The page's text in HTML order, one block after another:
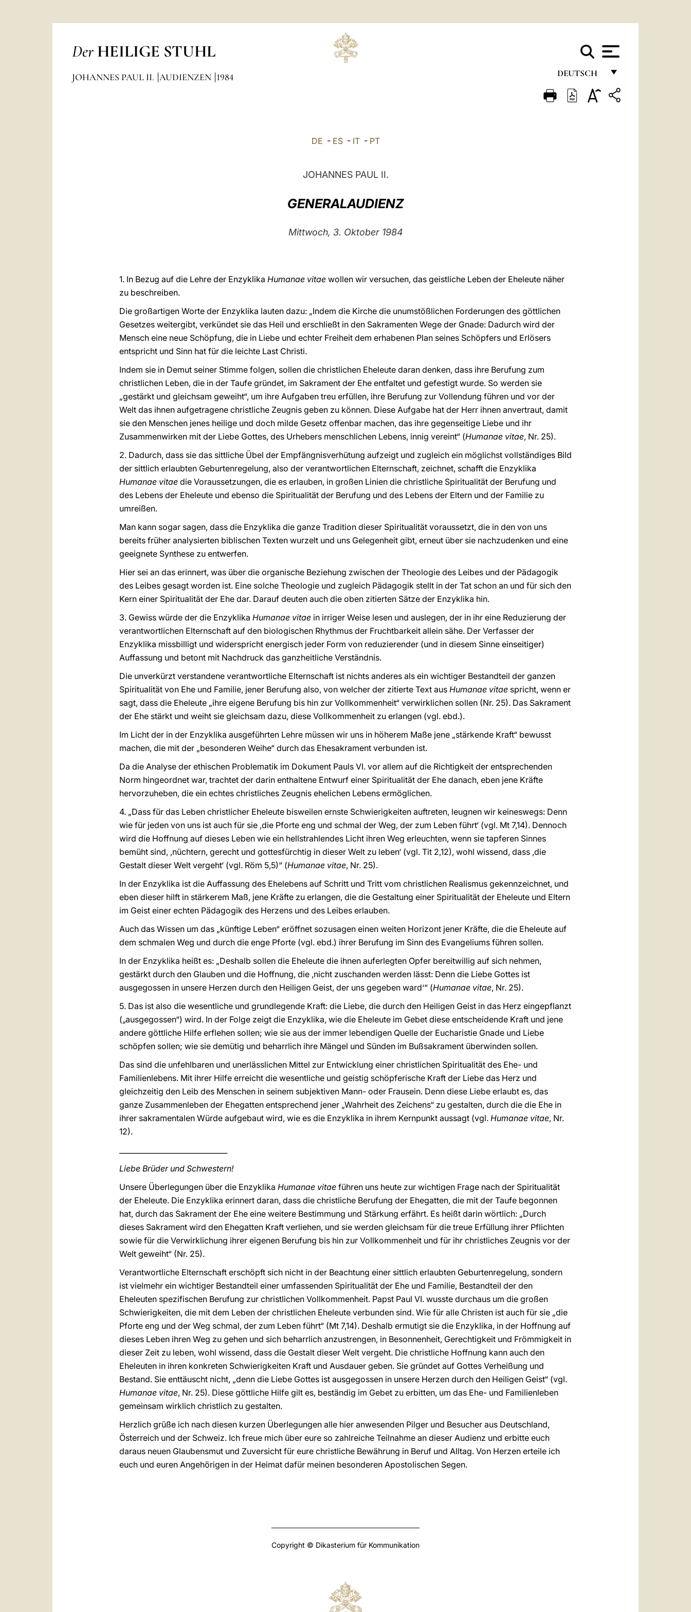
Der HEILIGE STUHL
DEUTSCH
FRANÇAIS
JOHANNES PAUL II. AUDIENZEN 1984
DE - ES- IT- PT
JOHANNES PAUL II.
GENERALAUDIENZ
Mittwoch, 3. Oktober 1984
1. In Bezug auf die Lehre der Enzyklika Humanae vitae wollen wir versuchen, das geistliche Leben der Eheleute näher
zu beschreiben.
Die großartigen Worte der Enzyklika lauten dazu: „Indem die Kirche die unumstößlichen Forderungen des göttlichen
Gesetzes weitergibt, verkündet sie das Heil und erschließt in den Sakramenten Wege der Gnade: Dadurch wird der
Mensch eine neue Schöpfung, die in Liebe und echter Freiheit dem erhabenen Plan seines Schöpfers und Erlösers
entspricht und Sinn hat für die leichte Last Christi.
Indem sie in Demut seiner Stimme folgen, sollen die christlichen Eheleute daran denken, dass ihre Berufung zum
christlichen Leben, die in der Taufe gründet, im Sakrament der Ehe entfaltet und gefestigt wurde. So werden sie
„gestärkt und gleichsam geweiht“, um ihre Aufgaben treu erfüllen, ihre Berufung zur Vollendung führen und vor der
Welt das ihnen aufgetragene christliche Zeugnis geben zu können. Diese Aufgabe hat der Herr ihnen anvertraut, damit
sie den Menschen jenes heilige und doch milde Gesetz offenbar machen, das ihre gegenseitige Liebe und ihr
Zusammenwirken mit der Liebe Gottes, des Urhebers menschlichen Lebens, innig vereint“ (Humanae vitae, Nr. 25).
2. Dadurch, dass sie das sittliche Übel der Empfängnisverhütung aufzeigt und zugleich ein möglichst vollständiges Bild
der sittlich erlaubten Geburtenregelung, also der verantwortlichen Elternschaft, zeichnet, schafft die Enzyklika
Humanae vitae die Voraussetzungen, die es erlauben, in großen Linien die christliche Spiritualität der Berufung und
des Lebens der Eheleute und ebenso die Spiritualität der Berufung und des Lebens der Eltern und der Familie zu
umreißen.
Man kann sogar sagen, dass die Enzyklika die ganze Tradition dieser Spiritualität voraussetzt, die in den von uns
bereits früher analysierten biblischen Texten wurzelt und uns Gelegenheit gibt, erneut über sie nachzudenken und eine
geeignete Synthese zu entwerfen.
Hier sei an das erinnert, was über die organische Beziehung zwischen der Theologie des Leibes und der Pädagogik
des Leibes gesagt worden ist. Eine solche Theologie und zugleich Pädagogik stellt in der Tat schon an und für sich den
Kern einer Spiritualität der Ehe dar. Darauf deuten auch die oben zitierten Sätze der Enzyklika hin.
3. Gewiss würde der die Enzyklika Humanae vitae in irriger Weise lesen und auslegen, der in ihr eine Reduzierung der
verantwortlichen Elternschaft auf den biologischen Rhythmus der Fruchtbarkeit allein sähe. Der Verfasser der
Enzyklika missbilligt und widerspricht energisch jeder Form von reduzierender (und in diesem Sinne einseitiger)
Auffassung und betont mit Nachdruck das ganzheitliche Verständnis.
Die unverkürzt verstandene verantwortliche Elternschaft ist nichts anderes als ein wichtiger Bestandteil der ganzen
Spiritualität von Ehe und Familie, jener Berufung also, von welcher der zitierte Text aus Humanae vitae spricht, wenn er
sagt, dass die Eheleute „ihre eigene Berufung bis hin zur Vollkommenheit“ verwirklichen sollen (Nr. 25). Das Sakrament
der Ehe stärkt und weiht sie gleichsam dazu, diese Vollkommenheit zu erlangen (vgl. ebd.).
Im Licht der in der Enzyklika ausgeführten Lehre müssen wir uns in höherem Maße jene „stärkende Kraft“ bewusst
machen, die mit der „besonderen Weihe“ durch das Ehesakrament verbunden ist.
Da die Analyse der ethischen Problematik im Dokument Pauls VI. vor allem auf die Richtigkeit der entsprechenden
Norm hingeordnet war, trachtet der darin enthaltene Entwurf einer Spiritualität der Ehe danach, eben jene Kräfte
hervorzuheben, die ein echtes christliches Zeugnis ehelichen Lebens ermöglichen.
4. „Dass für das Leben christlicher Eheleute bisweilen ernste Schwierigkeiten auftreten, leugnen wir keineswegs: Denn
wie für jeden von uns ist auch für sie ,die Pforte eng und schmal der Weg, der zum Leben führt‘ (vgl. Mt 7,14). Dennoch
wird die Hoffnung auf dieses Leben wie ein hellstrahlendes Licht ihren Weg erleuchten, wenn sie tapferen Sinnes
bemüht sind, ,nüchtern, gerecht und gottesfürchtig in dieser Welt zu leben‘ (vgl. Tit 2,12), wohl wissend, dass ,die
Gestalt dieser Welt vergeht‘ (vgl. Röm 5,5)“ (Humanae vitae, Nr. 25).
In der Enzyklika ist die Auffassung des Ehelebens auf Schritt und Tritt vom christlichen Realismus gekennzeichnet, und
eben dieser hilft in stärkerem Maß, jene Kräfte zu erlangen, die die Gestaltung einer Spiritualität der Eheleute und Eltern
im Geist einer echten Pädagogik des Herzens und des Leibes erlauben.
Auch das Wissen um das „künftige Leben“ eröffnet sozusagen einen weiten Horizont jener Kräfte, die die Eheleute auf
dem schmalen Weg und durch die enge Pforte (vgl. ebd.) ihrer Berufung im Sinn des Evangeliums führen sollen.
In der Enzyklika heißt es: „Deshalb sollen die Eheleute die ihnen auferlegten Opfer bereitwillig auf sich nehmen,
gestärkt durch den Glauben und die Hoffnung, die ,nicht zuschanden werden lässt: Denn die Liebe Gottes ist
ausgegossen in unsere Herzen durch den Heiligen Geist, der uns gegeben ward‘“ (Humanae vitae, Nr. 25).
5. Das ist also die wesentliche und grundlegende Kraft: die Liebe, die durch den Heiligen Geist in das Herz eingepflanzt
(„ausgegossen“) wird. In der Folge zeigt die Enzyklika, wie die Eheleute im Gebet diese entscheidende Kraft und jene
andere göttliche Hilfe erflehen sollen; wie sie aus der immer lebendigen Quelle der Eucharistie Gnade und Liebe
schöpfen sollen; wie sie demütig und beharrlich ihre Mängel und Sünden im Bußsakrament überwinden sollen.
Das sind die unfehlbaren und unerlässlichen Mittel zur Entwicklung einer christlichen Spiritualität des Ehe- und
Familienlebens. Mit ihrer Hilfe erreicht die wesentliche und geistig schöpferische Kraft der Liebe das Herz und
gleichzeitig den Leib des Menschen in seinem subjektiven Mann- oder Frausein. Denn diese Liebe erlaubt es, das
ganze Zusammenleben der Ehegatten entsprechend jener „Wahrheit des Zeichens“ zu gestalten, durch die die Ehe in
ihrer sakramentalen Würde aufgebaut wird, wie es die Enzyklika in ihrem Kernpunkt aussagt (vgl. Humanae vitae, Nr.
12).
Liebe Brüder und Schwestern!
Unsere Überlegungen über die Enzyklika Humanae vitae führen uns heute zur wichtigen Frage nach der Spiritualität
der Eheleute. Die Enzyklika erinnert daran, dass die christliche Berufung der Ehegatten, die mit der Taufe begonnen
hat, durch das Sakrament der Ehe eine weitere Bestimmung und Stärkung erfährt. Es heißt darin wörtlich: „Durch
dieses Sakrament wird den Ehegatten Kraft verliehen, und sie werden gleichsam für die treue Erfüllung ihrer Pflichten
sowie für die Verwirklichung ihrer eigenen Berufung bis hin zur Vollkommenheit und für ihr christliches Zeugnis vor der
Welt geweiht“ (Nr. 25).
Verantwortliche Elternschaft erschöpft sich nicht in der Beachtung einer sittlich erlaubten Geburtenregelung, sondern
ist vielmehr ein wichtiger Bestandteil einer umfassenden Spiritualität der Ehe und Familie, Bestandteil der den
Eheleuten spezifischen Berufung zur christlichen Vollkommenheit. Papst Paul VI. wusste durchaus um die großen
Schwierigkeiten, die mit dem Leben der christlichen Eheleute verbunden sind. Wie für alle Christen ist auch für sie „die
Pforte eng und der Weg schmal, der zum Leben führt“ (Mt 7,14). Deshalb ermutigt sie die Enzyklika, in der Hoffnung auf
dieses Leben ihren Weg zu gehen und sich beharrlich anzustrengen, in Besonnenheit, Gerechtigkeit und Frömmigkeit in
dieser Zeit zu leben, wohl wissend, dass die Gestalt dieser Welt vergeht. Die christliche Hoffnung kann auch den
Eheleuten in ihren konkreten Schwierigkeiten Kraft und Ausdauer geben. Sie gründet auf Gottes Verheißung und
Bestand. Sie enttäuscht nicht, „denn die Liebe Gottes ist ausgegossen in unsere Herzen durch den Heiligen Geist“ (vgl.
Humanae vitae, Nr. 25). Diese göttliche Hilfe gilt es, beständig im Gebet zu erbitten, um das Ehe- und Familienleben
gemeinsam wirklich christlich zu gestalten.
Herzlich grüße ich nach diesen kurzen Überlegungen alle hier anwesenden Pilger und Besucher aus Deutschland,
Österreich und der Schweiz. Ich freue mich über eure so zahlreiche Teilnahme an dieser Audienz und erbitte euch
daraus neuen Glaubensmut und Zuversicht für eure christliche Bewährung in Beruf und Alltag. Von Herzen erteile ich
euch und euren Angehörigen in der Heimat dafür meinen besonderen Apostolischen Segen.
Copyright © Dikasterium für Kommunikation